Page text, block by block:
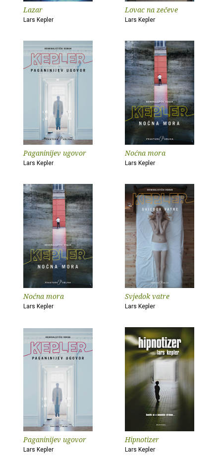
Lazar
Lars Kepler
Lovac na zečeve
Lars Kepler
Paganinijev ugovor
Lars Kepler
Noćna mora
Lars Kepler
Noćna mora
Lars Kepler
Svjedok vatre
Lars Kepler
Paganinijev ugovor
Lars Kepler
Hipnotizer
Lars Kepler